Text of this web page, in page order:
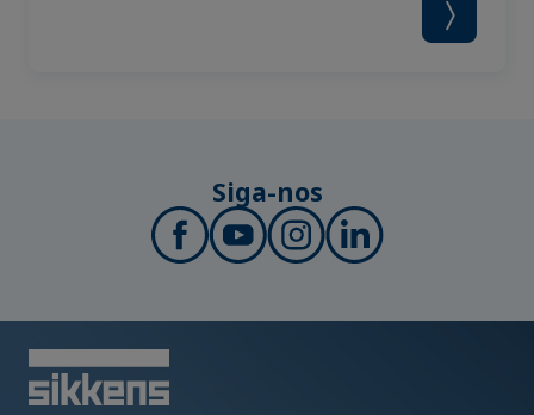
Siga-nos